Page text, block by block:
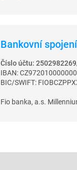
Bankovní
Číslo účtu:
IBAN:
BIC/SWIFT:
Fio banka, a.s.